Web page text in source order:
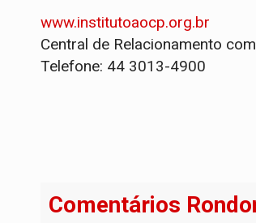
www.institutoaocp.org.br
Central de Relacionamento
Telefone: 44 3013-4900
Comentários